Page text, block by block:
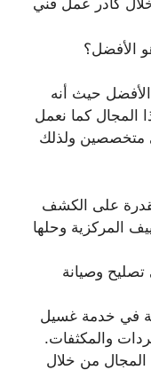
كادر عمل فني
الأفضل؟
حيث أنه
المجال كما نعمل
متخصصين ولذلك
على الكشف
المركزية وحلها
تصليح وصيانة
في خدمة غسيل
والمكثفات.
من خلال